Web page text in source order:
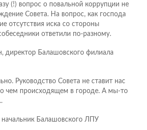
(!) вопрос о повальной коррупции не
Совета. На вопрос, как господа
отсутствия иска со стороны
ответили по-разному.
директор Балашовского филиала
Руководство Совета не ставит нас
о чем происходящем в городе. А мы-то
Балашовского ЛПУ